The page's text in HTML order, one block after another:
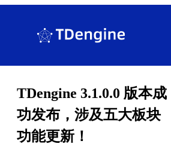
TDengine 3.1.0.0 版本成
功发布，涉及五大板块
功能更新！